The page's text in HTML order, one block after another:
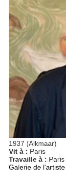
1937 (Alkmaar)
Vit à : Paris
Travaille à : Paris
Galerie de l'artiste